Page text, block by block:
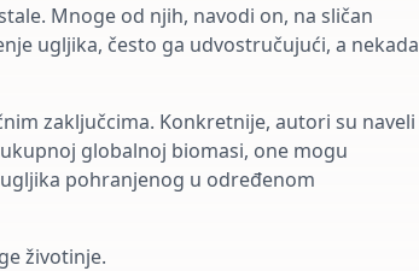
Mnoge od njih, navodi on, na sličan
ugljika, često ga udvostručujući, a nekada
zaključcima. Konkretnije, autori su naveli
globalnoj biomasi, one mogu
pohranjenog u određenom
životinje.